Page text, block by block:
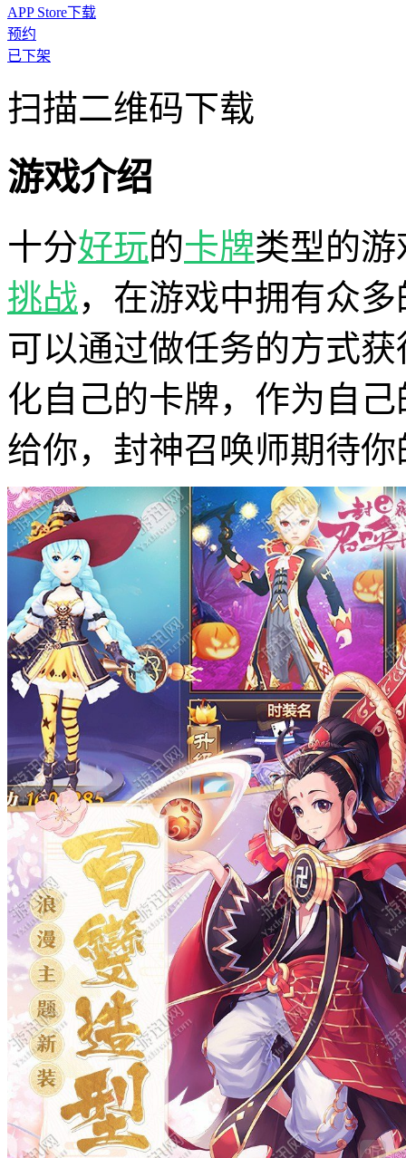
APP Store下载
预约
已下架
扫描二维码下载
游戏介绍
十分好玩的卡牌类型的
挑战，在游戏中拥有众
可以通过做任务的方式
化自己的卡牌，作为自
给你，封神召唤师期待